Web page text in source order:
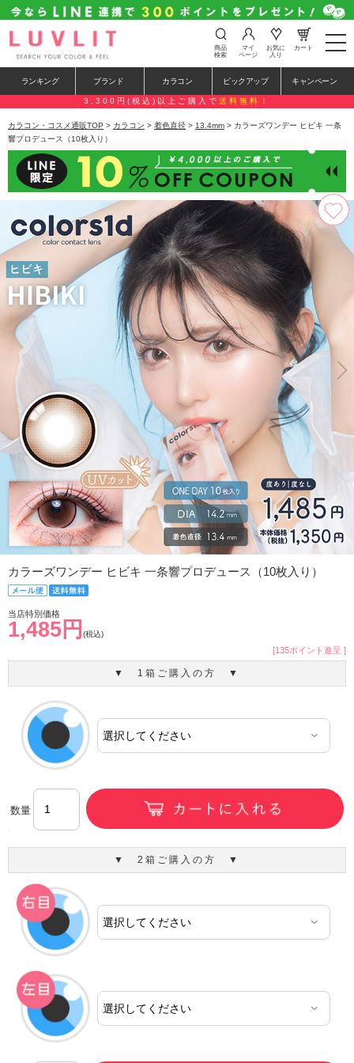
t
o
e
n
a
a
i
o
n
商品
検索
マイ
ページ
お気に
入り
カート
ランキング ブランド カラコン ピックアップ キャンペーン
3,300円(税込)以上ご購入で 送料無料！
カラコン・コスメ通販TOP > カラコン > 着色直径 > 13.4mm > カラーズワンデー ヒビキ 一条
響プロデュース（10枚入り）
カラーズワンデー ヒビキ 一条響プロデュース（10枚入り）
当店特別価格
1,485円 (税込)
[135ポイント進呈 ]
▼ 1箱ご購入の方 ▼
数量
▼ 2箱ご購入の方 ▼